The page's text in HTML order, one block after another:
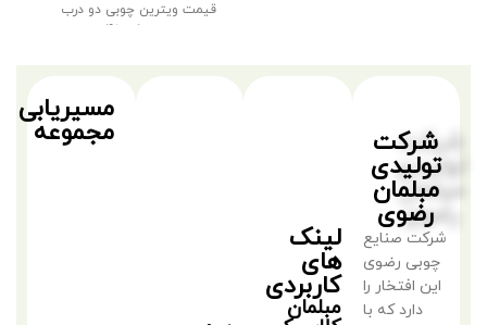
قیمت ویترین چوبی دو درب
طلایی کد 046
شرکت
تولیدی
مبلمان
رضوی
شرکت صنایع
چوبی رضوی
این افتخار را
دارد که با
لینک
های
کاربردی
مبلمان
مسیریابی
مجموعه